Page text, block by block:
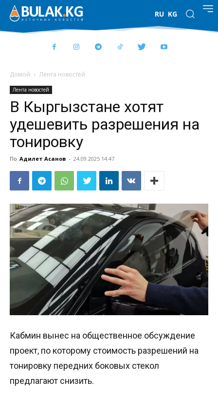
RU KG
Домой Лента новостей
Лента новостей
В Кыргызстане хотят
удешевить разрешения на
тонировку
По Адилет Асанов - 24.09.2025 14:47
Кабмин вынес на общественное обсуждение
проект, по которому стоимость разрешений на
тонировку передних боковых стекол
предлагают снизить.